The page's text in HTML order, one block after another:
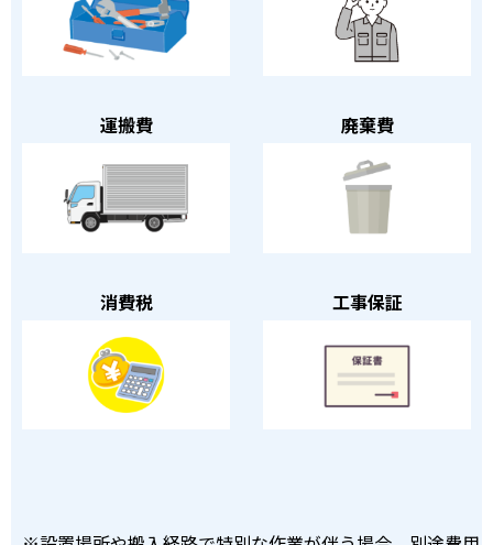
運搬費 廃棄費
消費税 工事保証